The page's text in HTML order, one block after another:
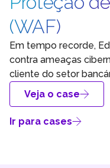
(WAF)
Em tempo recorde,
contra ameaças
cliente do setor
Veja o case
Ir para cases